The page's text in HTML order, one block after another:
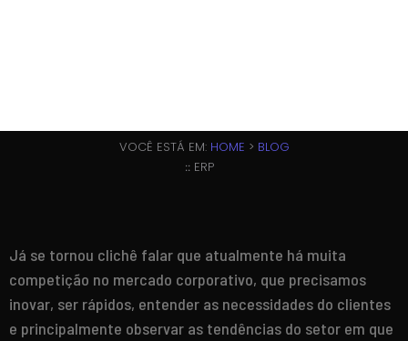
VOCÊ ESTÁ EM: HOME > BLOG
:: ERP
Já se tornou clichê falar que atualmente há muita
competição no mercado corporativo, que precisamos
inovar, ser rápidos, entender as necessidades do clientes
e principalmente observar as tendências do setor em que